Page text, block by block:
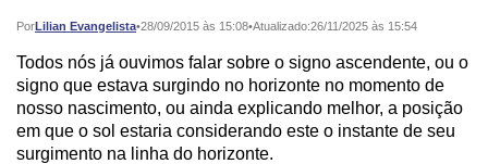
PorLilian Evangelista•
Publicado: 28/09/2015 às 15:08•Atualizado:26/11/2025 às 15:54
Todos nós já ouvimos falar sobre o signo ascendente, ou o
signo que estava surgindo no horizonte no momento de
nosso nascimento, ou ainda explicando melhor, a posição
em que o sol estaria considerando este o instante de seu
surgimento na linha do horizonte.